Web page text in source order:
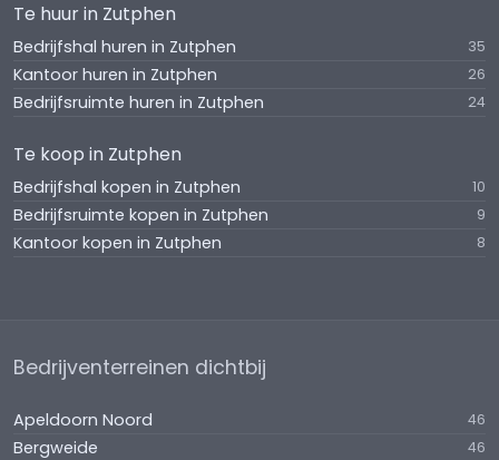
Te huur in Zutphen
Bedrijfshal huren in Zutphen 35
Kantoor huren in Zutphen 26
Bedrijfsruimte huren in Zutphen 24
Te koop in Zutphen
Bedrijfshal kopen in Zutphen 10
Bedrijfsruimte kopen in Zutphen 9
Kantoor kopen in Zutphen 8
Bedrijventerreinen dichtbij
Apeldoorn Noord 46
Bergweide 46